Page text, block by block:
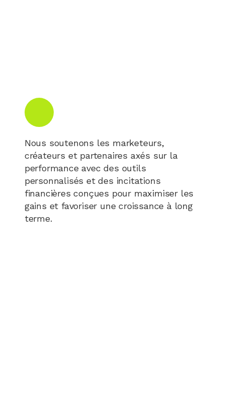
Nous soutenons les marketeurs,
créateurs et partenaires axés sur la
performance avec des outils
personnalisés et des incitations
financières conçues pour maximiser les
gains et favoriser une croissance à long
terme.